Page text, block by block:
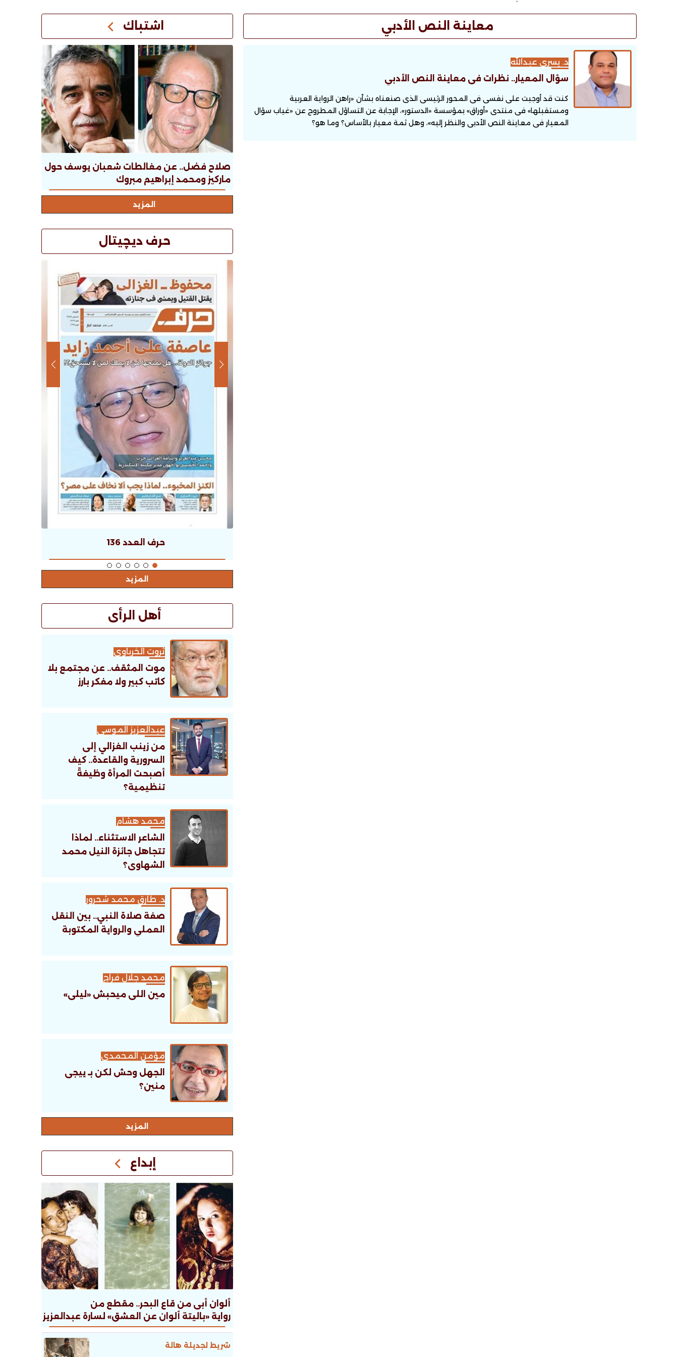
معاينة النص الأدبي
د. يسري عبدالله
سؤال المعيار.. نظرات فى معاينة النص الأدبي
كنت قد أوجبت على نفسى فى المحور الرئيسى الذى صنعناه بشأن «راهن الرواية العربية
ومستقبلها» فى منتدى «أوراق» بمؤسسة «الدستور»، الإجابة عن التساؤل المطروح عن «غياب سؤال
المعيار فى معاينة النص الأدبى والنظر إليه»، وهل ثمة معيار بالأساس؟ وما هو؟
اشتباك
صلاح فضل.. عن مغالطات شعبان يوسف حول
ماركيز ومحمد إبراهيم مبروك
المزيد
حرف ديچيتال
حرف العدد 136
المزيد
أهل الرأى
ثروت الخرباوى
موت المثقف.. عن مجتمع بلا
كاتب كبير ولا مفكر بارز
عبدالعزيز الموسى
من زينب الغزالي إلى
السرورية والقاعدة.. كيف
أصبحت المرأة وظيفةً
تنظيمية؟
محمد هشام
الشاعر الاستثناء.. لماذا
تتجاهل جائزة النيل محمد
الشهاوى؟
د. طارق محمد شحرور
صفة صلاة النبي.. بين النقل
العملي والرواية المكتوبة
محمد جلال فراج
مين اللى ميحبش «ليلى»
مؤمن المحمدى
الجهل وحش لكن بـ ييجى
منين؟
اﻟﻤﺰﻳﺪ
إبداع
ألوان أبى من قاع البحر.. مقطع من
رواية «باليتة ألوان عن العشق» لسارة عبدالعزيز
شريط لجديلة هالة